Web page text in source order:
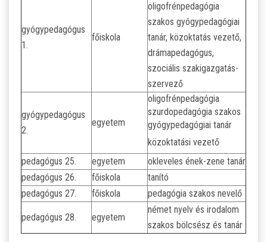
gyógypedagógus
1.
főiskola
oligofrénpedagógia
szakos gyógypedagógiai
tanár, közoktatás vezető,
drámapedagógus,
szociális szakigazgatás-
szervező
gyógypedagógus
2.
egyetem
oligofrénpedagógia
szurdopedagógia szakos
gyógypedagógiai tanár
közoktatási vezető
pedagógus 25.
egyetem
okleveles ének-zene tanár
pedagógus 26.
főiskola
tanító
pedagógus 27.
főiskola pedagógia szakos nevelő
pedagógus 28. egyetem
német nyelv és irodalom
szakos bölcsész és tanár